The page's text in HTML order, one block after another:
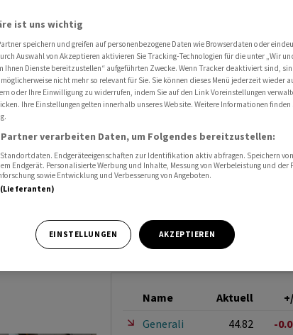
im ersten
Name Aktuell
Generali
44.82
-
ist uns wichtig
speichern und greifen auf personenbezogene Daten wie Browserdaten oder
Auswahl von Akzeptieren aktivieren Sie Tracking-Technologien für die unter „Wir
Ihnen Dienste bereitzustellen“ aufgeführten Zwecke. Wenn Tracker deaktiviert sind,
nicht mehr so relevant für Sie. Sie können dieses Menü jederzeit wieder
oder Ihre Einwilligung zu widerrufen, indem Sie auf den Link Voreinstellungen
Ihre Einstellungen gelten innerhalb unseres Website. Weitere Informationen finden
Partner verarbeiten Daten, um Folgendes bereitzustellen:
Standortdaten. Endgeräteeigenschaften zur Identifikation aktiv abfragen. Speichern
Endgerät. Personalisierte Werbung und Inhalte, Messung von Werbeleistung und der
sowie Entwicklung und Verbesserung von Angeboten.
EINSTELLUNGEN AKZEPTIEREN